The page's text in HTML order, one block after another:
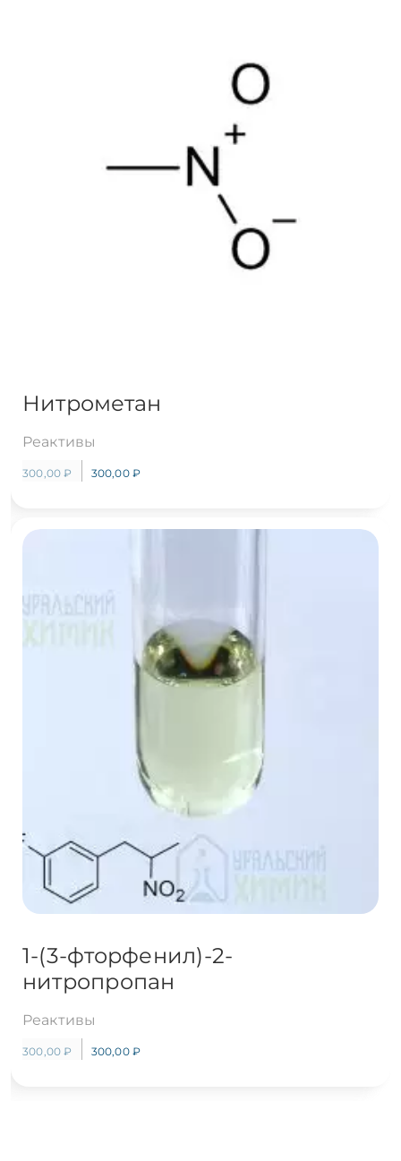
Нитрометан
Реактивы
300,00₽ 300,00₽
1-(3-фторфенил)-2-
нитропропан
Реактивы
300,00₽ 300,00₽